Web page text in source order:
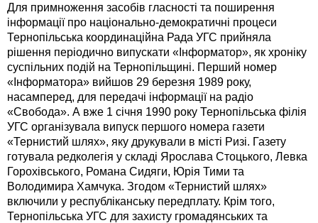
Для примноження засобів гласності та поширення
інформації про національно-демократичні процеси
Тернопільська координаційна Рада УГС прийняла
рішення періодично випускати «Інформатор», як хроніку
суспільних подій на Тернопільщині. Перший номер
«Інформатора» вийшов 29 березня 1989 року,
насамперед, для передачі інформації на радіо
«Свобода». А вже 1 січня 1990 року Тернопільська філія
УГС організувала випуск першого номера газети
«Тернистий шлях», яку друкували в місті Ризі. Газету
готувала редколегія у складі Ярослава Стоцького, Левка
Горохівського, Романа Сидяги, Юрія Тими та
Володимира Хамчука. Згодом «Тернистий шлях»
включили у республіканську передплату. Крім того,
Тернопільська УГС для захисту громадянських та